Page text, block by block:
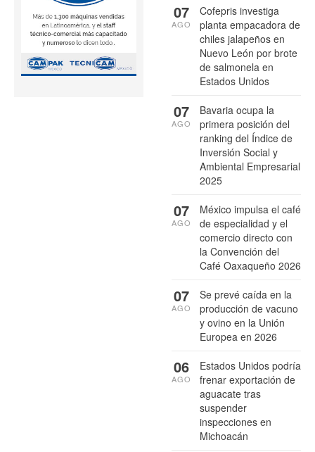
Cofepris investiga
planta empacadora de
chiles jalapeños en
Nuevo León por brote
de salmonela en
Estados Unidos
07
AGO
Bavaria ocupa la
primera posición del
ranking del Índice de
Inversión Social y
Ambiental Empresarial
2025
07
AGO
México impulsa el café
de especialidad y el
comercio directo con
la Convención del
Café Oaxaqueño 2026
07
AGO
Se prevé caída en la
producción de vacuno
y ovino en la Unión
Europea en 2026
07
AGO
Estados Unidos podría
frenar exportación de
aguacate tras
suspender
inspecciones en
Michoacán
06
AGO